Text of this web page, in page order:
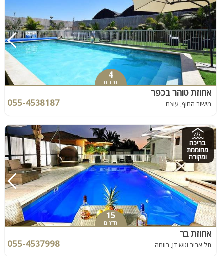
4
חדרים
אחוזת טוהר בכפר
מישור החוף, עוצם 055-4538187
בריכה
מחוממת
ומקורה
15
חדרים
אחוזת בר
תל אביב וגוש דן, רווחה 055-4537998